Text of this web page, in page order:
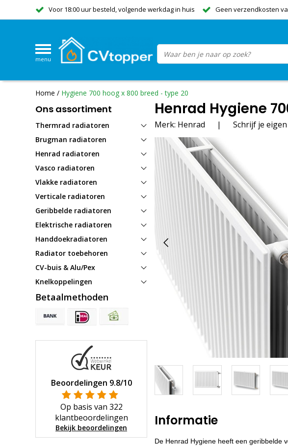
Voor 18:00 uur besteld, volgende werkdag in huis Geen verzendkosten
menu
Home / Hygiene 700 hoog x 800 breed - type 20
Ons assortiment
Thermrad radiatoren
Brugman radiatoren
Henrad radiatoren
Vasco radiatoren
Vlakke radiatoren
Verticale radiatoren
Geribbelde radiatoren
Elektrische radiatoren
Handdoekradiatoren
Radiator toebehoren
CV-buis & Alu/Pex
Knelkoppelingen
Betaalmethoden
Beoordelingen 9.8/10
Op basis van 322
klantbeoordelingen
Bekijk beoordelingen
Henrad Hygiene
Merk: Henrad | Schrijf je
Informatie
De Henrad Hygiene heeft een geribbelde